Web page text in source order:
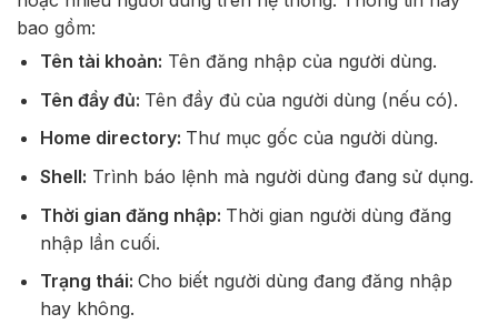
bao gồm:
Tên tài khoản: Tên đăng nhập của người dùng.
Tên đầy đủ: Tên đầy đủ của người dùng (nếu có).
Home directory: Thư mục gốc của người dùng.
Shell: Trình báo lệnh mà người dùng đang sử dụng.
Thời gian đăng nhập: Thời gian người dùng đăng
nhập lần cuối.
Trạng thái: Cho biết người dùng đang đăng nhập
hay không.